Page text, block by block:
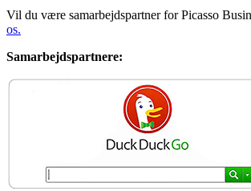
Vil du være samarbejdspartner for Picasso
os.
Samarbejdspartnere: